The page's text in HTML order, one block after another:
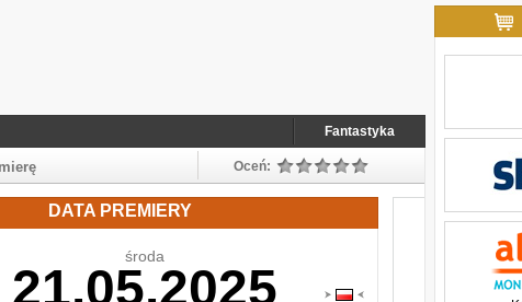
Fantastyka
Oceń:
DATA PREMIERY
środa
21.05.2025